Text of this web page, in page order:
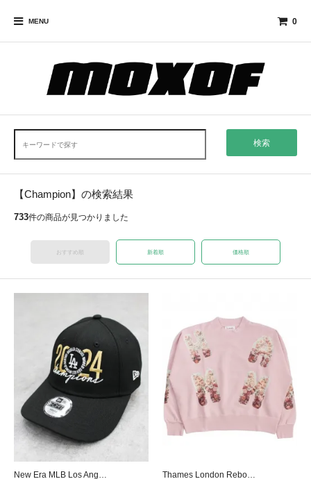
MENU 0
検索
【Champion】の検索結果
733件の商品が見つかりました
おすすめ順 新着順 価格順